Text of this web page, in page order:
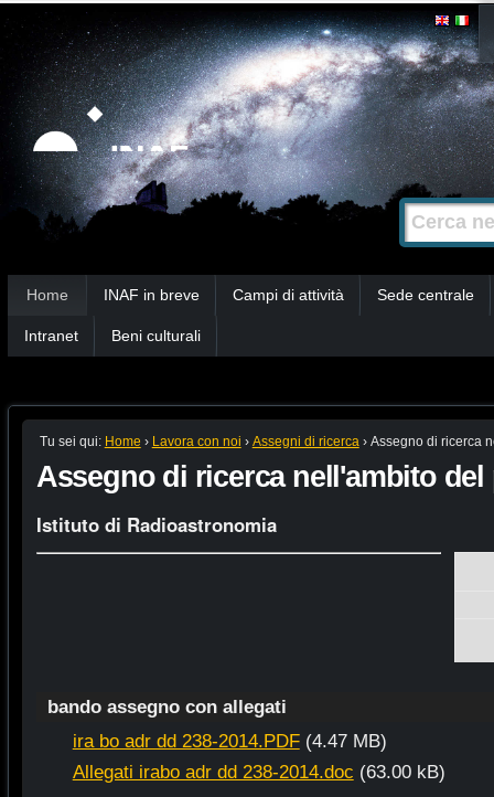
Strumenti
personali
Salta
contenuti.
|
Salta
alla
navigazione
Cerca nel
Ricerca
avanzata…
Home INAF in breve Campi di attività Sede centrale
Intranet Beni culturali
Tu sei qui: Home › Lavora con noi › Assegni di ricerca › Assegno di ricerca
Assegno di ricerca nell'ambito del
Istituto di Radioastronomia
bando assegno con allegati
ira bo adr dd 238-2014.PDF (4.47 MB)
Allegati irabo adr dd 238-2014.doc (63.00 kB)